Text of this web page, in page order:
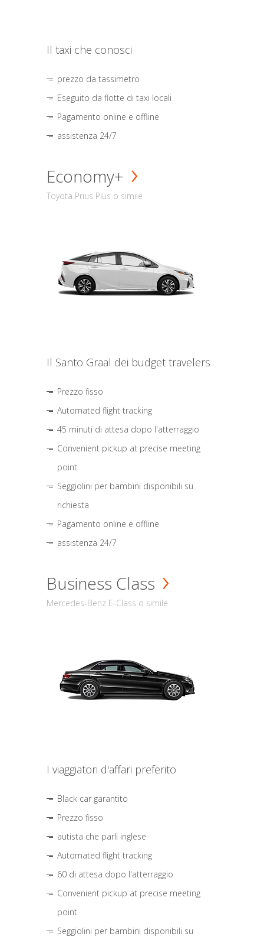
Il taxi che conosci
prezzo da tassimetro
Eseguito da flotte di taxi locali
Pagamento online e offline
assistenza 24/7
Economy+
Toyota Prius Plus o simile
Il Santo Graal dei budget travelers
Prezzo fisso
Automated flight tracking
45 minuti di attesa dopo l'atterraggio
Convenient pickup at precise meeting
point
Seggiolini per bambini disponibili su
richiesta
Pagamento online e offline
assistenza 24/7
Business Class
Mercedes-Benz E-Class o simile
I viaggiatori d'affari preferito
Black car garantito
Prezzo fisso
autista che parli inglese
Automated flight tracking
60 di attesa dopo l'atterraggio
Convenient pickup at precise meeting
point
Seggiolini per bambini disponibili su